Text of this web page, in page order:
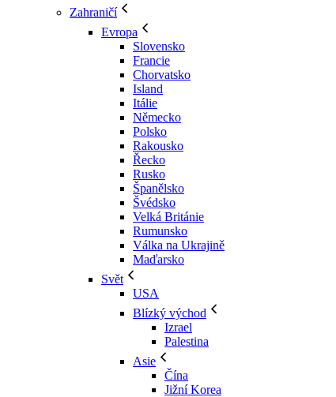
Zahraničí
Evropa
Slovensko
Francie
Chorvatsko
Island
Itálie
Německo
Polsko
Rakousko
Řecko
Rusko
Španělsko
Švédsko
Velká Británie
Rumunsko
Válka na Ukrajině
Maďarsko
Svět
USA
Blízký východ
Izrael
Palestina
Asie
Čína
Jižní Korea